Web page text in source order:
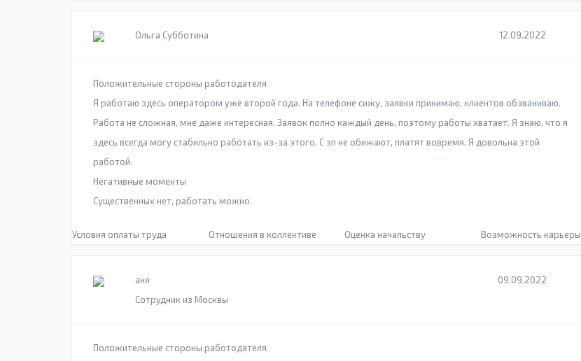
Ольга Субботина 12.09.2022
Положительные стороны работодателя
Я работаю здесь оператором уже второй года. На телефоне сижу, заявки принимаю, клиентов обзваниваю.
Работа не сложная, мне даже интересная. Заявок полно каждый день, поэтому работы хватает. Я знаю, что я
здесь всегда могу стабильно работать из-за этого. С зп не обижают, платят вовремя. Я довольна этой
работой.
Негативные моменты
Существенных нет, работать можно.
Условия оплаты труда Отношения в коллективе Оценка начальству Возможность карьеры
аня
Сотрудник из Москвы
09.09.2022
Положительные стороны работодателя